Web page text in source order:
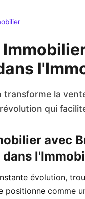
la
qui
avec
dans
évolution,
positionne comme